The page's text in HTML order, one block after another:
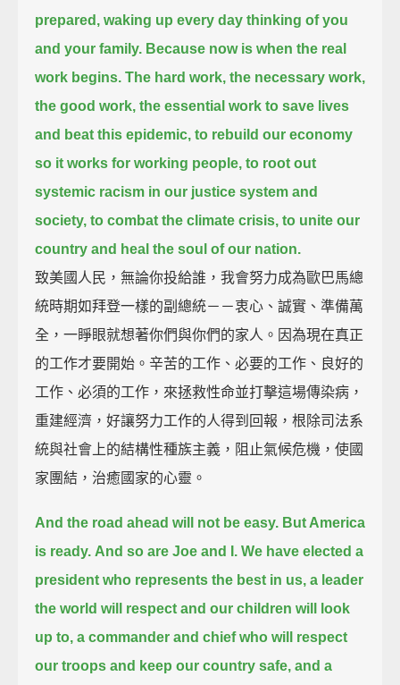
prepared, waking up every day thinking of you
and your family. Because now is when the real
work begins. The hard work, the necessary work,
the good work, the essential work to save lives
and beat this epidemic, to rebuild our economy
so it works for working people, to root out
systemic racism in our justice system and
society, to combat the climate crisis, to unite our
country and heal the soul of our nation.
致美國人民，無論你投給誰，我會努力成為歐巴馬總
統時期如拜登一樣的副總統－－衷心、誠實、準備萬
全，一睜眼就想著你們與你們的家人。因為現在真正
的工作才要開始。辛苦的工作、必要的工作、良好的
工作、必須的工作，來拯救性命並打擊這場傳染病，
重建經濟，好讓努力工作的人得到回報，根除司法系
統與社會上的結構性種族主義，阻止氣候危機，使國
家團結，治癒國家的心靈。
And the road ahead will not be easy. But America
is ready. And so are Joe and I. We have elected a
president who represents the best in us, a leader
the world will respect and our children will look
up to, a commander and chief who will respect
our troops and keep our country safe, and a